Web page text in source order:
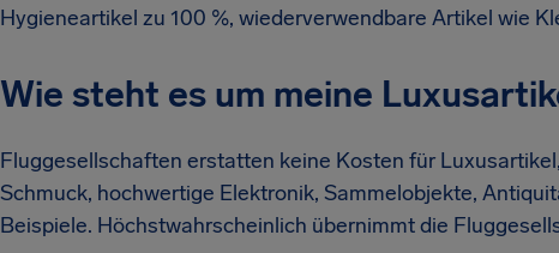
Hygieneartikel zu 100 %, wiederverwendbare Artikel wie
Wie steht es um meine
Fluggesellschaften erstatten keine Kosten für
Schmuck, hochwertige Elektronik, Sammelobjekte,
Beispiele. Höchstwahrscheinlich übernimmt die